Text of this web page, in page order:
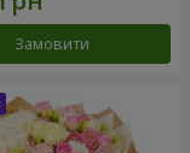
Замовити